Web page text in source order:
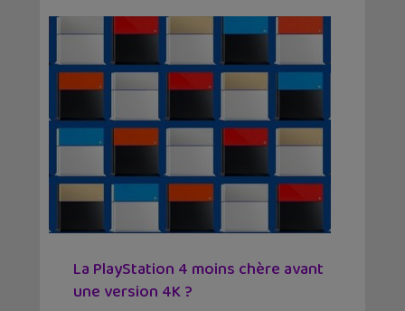
La PlayStation 4 moins chère avant
une version 4K ?